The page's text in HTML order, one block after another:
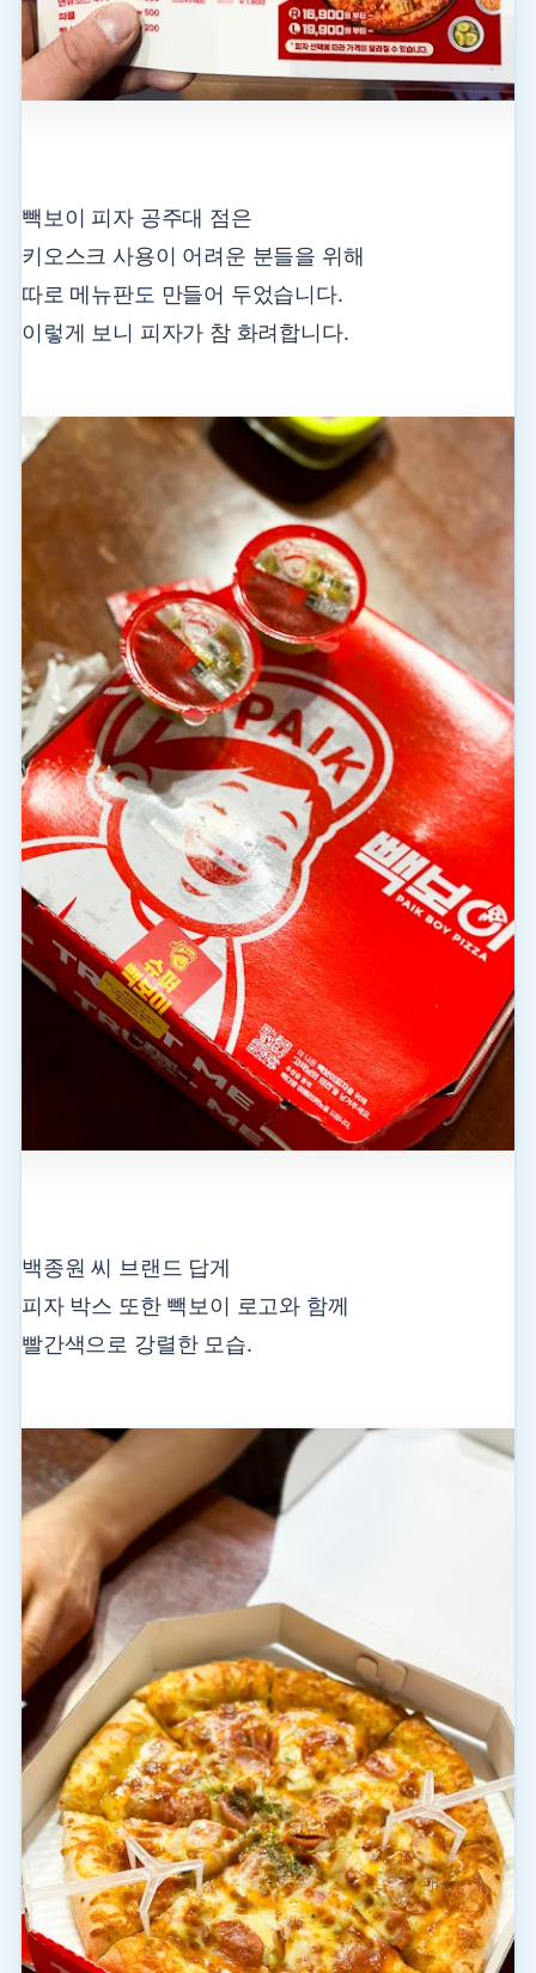
빽보이 피자 공주대 점은
키오스크 사용이 어려운 분들을 위해
따로 메뉴판도 만들어 두었습니다.
이렇게 보니 피자가 참 화려합니다.
백종원 씨 브랜드 답게
피자 박스 또한 빽보이 로고와 함께
빨간색으로 강렬한 모습.